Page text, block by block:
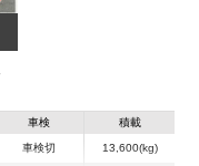
車検
車検切
積載
13,600(kg)